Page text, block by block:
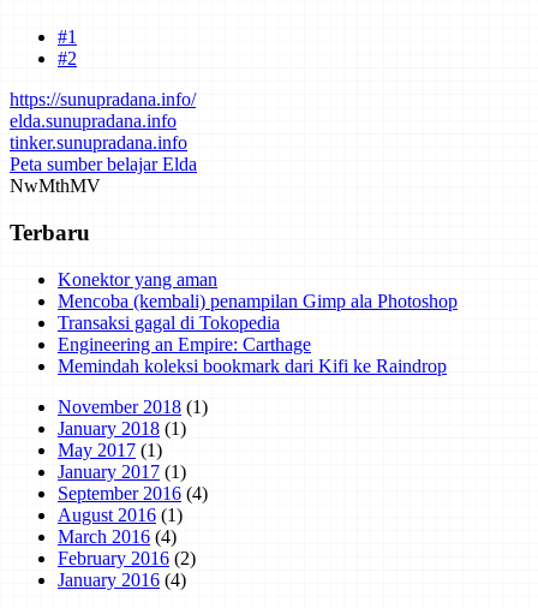
dibuat di Mindmeister. Klik di sini untuk mengakses.
#1
#2
https://sunupradana.info/
elda.sunupradana.info
tinker.sunupradana.info
Peta sumber belajar Elda
NwMthMV
Terbaru
Konektor yang aman
Mencoba (kembali) penampilan Gimp ala Photoshop
Transaksi gagal di Tokopedia
Engineering an Empire: Carthage
Memindah koleksi bookmark dari Kifi ke Raindrop
November 2018 (1)
January 2018 (1)
May 2017 (1)
January 2017 (1)
September 2016 (4)
August 2016 (1)
March 2016 (4)
February 2016 (2)
January 2016 (4)